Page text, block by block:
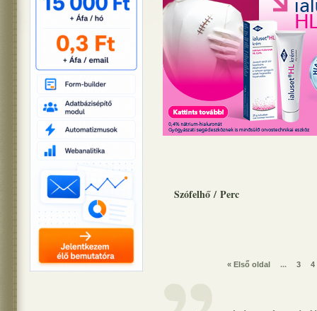
Szófelhő / Perc
« Első oldal ... 3 4